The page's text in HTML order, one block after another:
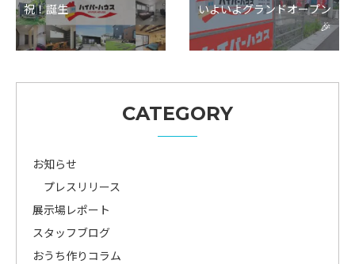
祝！誕生
いよいよグランドオープン
🎉
CATEGORY
お知らせ
プレスリリース
展示場レポート
スタッフブログ
おうち作りコラム